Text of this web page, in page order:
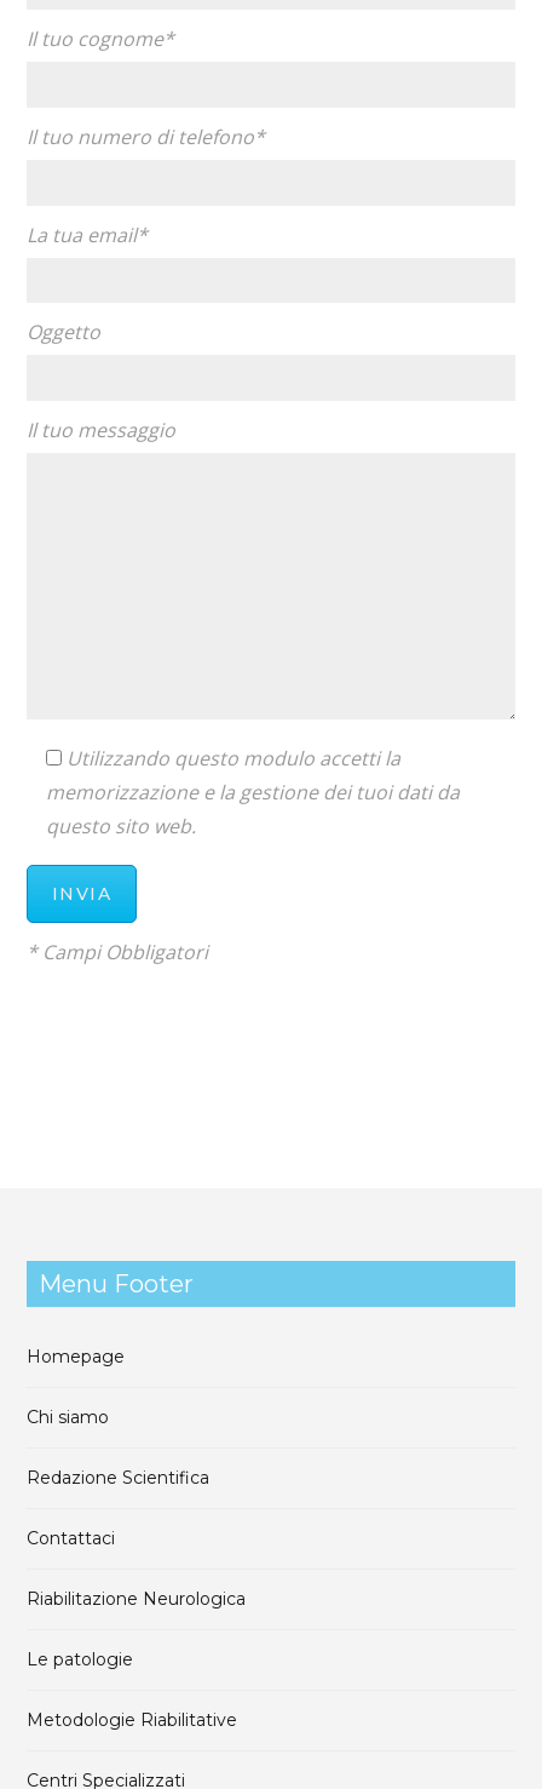
Il tuo cognome*
Il tuo numero di telefono*
La tua email*
Oggetto
Il tuo messaggio
Utilizzando questo modulo accetti la
memorizzazione e la gestione dei tuoi dati da
questo sito web.
* Campi Obbligatori
Menu Footer
Homepage
Chi siamo
Redazione Scientifica
Contattaci
Riabilitazione Neurologica
Le patologie
Metodologie Riabilitative
Centri Specializzati